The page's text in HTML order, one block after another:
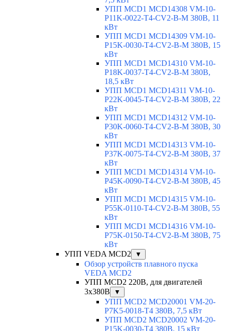
УПП MCD1 MCD14308 VM-10-
P11K-0022-T4-CV2-B-M 380В, 11
кВт
УПП MCD1 MCD14309 VM-10-
P15K-0030-T4-CV2-B-M 380В, 15
кВт
УПП MCD1 MCD14310 VM-10-
P18K-0037-T4-CV2-B-M 380В,
18,5 кВт
УПП MCD1 MCD14311 VM-10-
P22K-0045-T4-CV2-B-M 380В, 22
кВт
УПП MCD1 MCD14312 VM-10-
P30K-0060-T4-CV2-B-M 380В, 30
кВт
УПП MCD1 MCD14313 VM-10-
P37K-0075-T4-CV2-B-M 380В, 37
кВт
УПП MCD1 MCD14314 VM-10-
P45K-0090-T4-CV2-B-M 380В, 45
кВт
УПП MCD1 MCD14315 VM-10-
P55K-0110-T4-CV2-B-M 380В, 55
кВт
УПП MCD1 MCD14316 VM-10-
P75K-0150-T4-CV2-B-M 380В, 75
кВт
УПП VEDA MCD2
▼
Обзор устройств плавного пуска
VEDA MCD2
УПП MCD2 220В, для двигателей
3х380В
▼
УПП MCD2 MCD20001 VM-20-
P7K5-0018-T4 380В, 7,5 кВт
УПП MCD2 MCD20002 VM-20-
P15K-0030-T4 380В, 15 кВт